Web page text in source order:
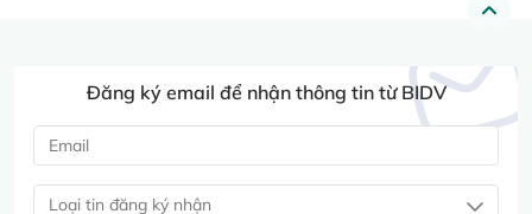
Đăng ký email để nhận thông tin từ BIDV
Loại tin đăng ký nhận